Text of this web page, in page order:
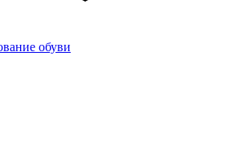
обуви